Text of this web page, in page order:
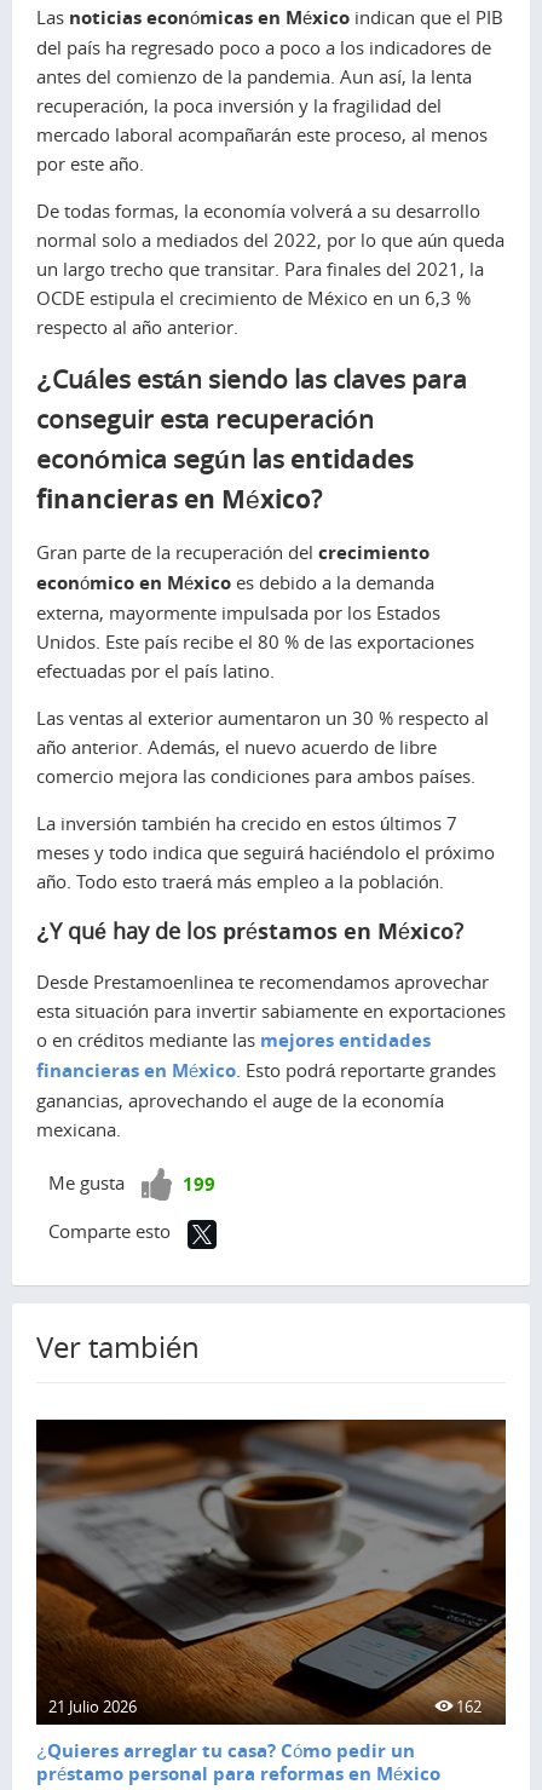
Las noticias económicas en México indican que el PIB
del país ha regresado poco a poco a los indicadores de
antes del comienzo de la pandemia. Aun así, la lenta
recuperación, la poca inversión y la fragilidad del
mercado laboral acompañarán este proceso, al menos
por este año.
De todas formas, la economía volverá a su desarrollo
normal solo a mediados del 2022, por lo que aún queda
un largo trecho que transitar. Para finales del 2021, la
OCDE estipula el crecimiento de México en un 6,3 %
respecto al año anterior.
¿Cuáles están siendo las claves para
conseguir esta recuperación
económica según las entidades
financieras en México?
Gran parte de la recuperación del crecimiento
económico en México es debido a la demanda
externa, mayormente impulsada por los Estados
Unidos. Este país recibe el 80 % de las exportaciones
efectuadas por el país latino.
Las ventas al exterior aumentaron un 30 % respecto al
año anterior. Además, el nuevo acuerdo de libre
comercio mejora las condiciones para ambos países.
La inversión también ha crecido en estos últimos 7
meses y todo indica que seguirá haciéndolo el próximo
año. Todo esto traerá más empleo a la población.
¿Y qué hay de los préstamos en México?
Desde Prestamoenlinea te recomendamos aprovechar
esta situación para invertir sabiamente en exportaciones
o en créditos mediante las mejoresentidades
financieras en México . Esto podrá reportarte grandes
ganancias, aprovechando el auge de la economía
mexicana.
Me gusta
¡Vota199
Comparte esto
Ver también
21 Julio 2026 162
¿Quieres arreglar tu casa? Cómo pedir un
préstamo personal para reformas en México